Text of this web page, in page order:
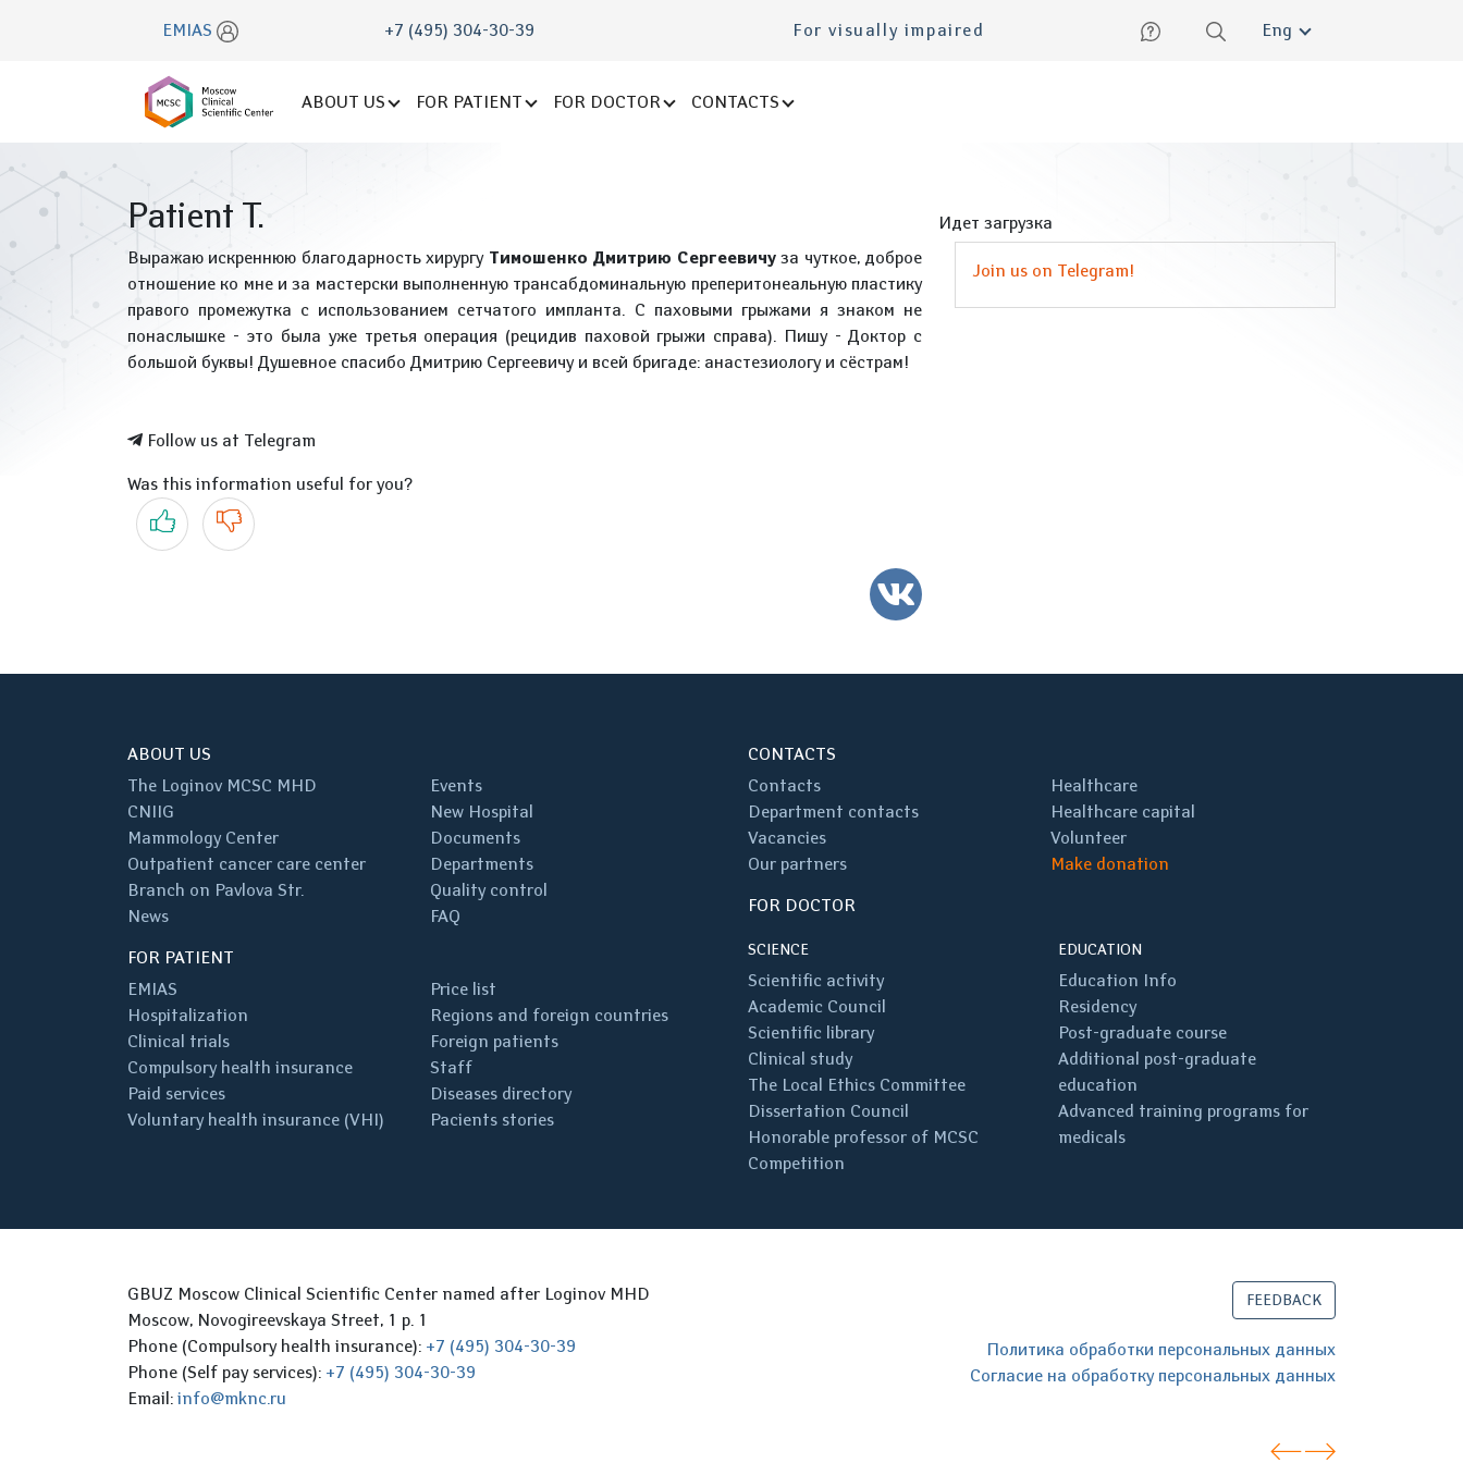
EMIAS +7 (495) 304-30-39 For visually impaired English
ABOUT US FOR PATIENT FOR DOCTOR CONTACTS
Patient T.
Выражаю искреннюю благодарность хирургу Тимошенко Дмитрию Сергеевичуза чуткое, доброе
отношение ко мне и за мастерски выполненную трансабдоминальную преперитонеальную пластику
правого промежутка с использованием сетчатого импланта. С паховыми грыжами я знаком не
понаслышке - это была уже третья операция (рецидив паховой грыжи справа). Пишу - Доктор с
большой буквы! Душевное спасибо Дмитрию Сергеевичу и всей бригаде: анастезиологу и сёстрам!
Follow us at Telegram
Was this information useful for you?
Yes No
VK
Идет загрузка
Join us on Telegram!
ABOUT US
The Loginov MCSC MHD
CNIIG
Mammology Center
Outpatient cancer care center
Branch on Pavlova Str.
News
Events
New Hospital
Documents
Departments
Quality control
FAQ
FOR PATIENT
EMIAS
Hospitalization
Clinical trials
Compulsory health insurance
Paid services
Voluntary health insurance (VHI)
Price list
Regions and foreign countries
Foreign patients
Staff
Diseases directory
Pacients stories
CONTACTS
Contacts
Department contacts
Vacancies
Our partners
Healthcare
Healthcare capital
Volunteer
Make donation
FOR DOCTOR
SCIENCE
Scientific activity
Academic Council
Scientific library
Clinical study
The Local Ethics Committee
Dissertation Council
Honorable professor of MCSC
Competition
EDUCATION
Education Info
Residency
Post-graduate course
Additional post-graduate
education
Advanced training programs for
medicals
GBUZ Moscow Clinical Scientific Center named after Loginov MHD
Moscow, Novogireevskaya Street, 1 p. 1
Phone (Compulsory health insurance): +7 (495) 304-30-39
Phone (Self pay services): +7 (495) 304-30-39
Email: info@mknc.ru
FEEDBACK
Политика обработки персональных данных
Согласие на обработку персональных данных